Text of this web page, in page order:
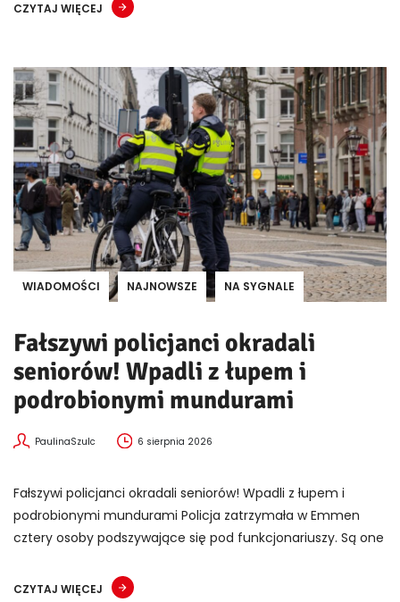
CZYTAJ WIĘCEJ
WIADOMOŚCI NAJNOWSZE NA SYGNALE
Fałszywi policjanci okradali
seniorów! Wpadli z łupem i
podrobionymi mundurami
PaulinaSzulc 6 sierpnia 2026
Fałszywi policjanci okradali seniorów! Wpadli z łupem i
podrobionymi mundurami Policja zatrzymała w Emmen
cztery osoby podszywające się pod funkcjonariuszy. Są one
CZYTAJ WIĘCEJ